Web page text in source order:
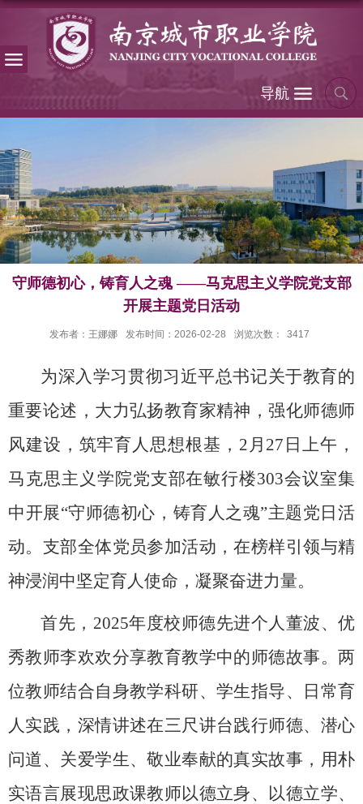
导航
守师德初心，铸育人之魂 ——马克思主义学院党支部
开展主题党日活动
发布者：王娜娜 发布时间：2026-02-28 浏览次数： 3417
为深入学习贯彻习近平总书记关于教育的
重要论述，大力弘扬教育家精神，强化师德师
风建设，筑牢育人思想根基， 2月27日上午 ，
马克思主义学院党支部在敏行楼303会议室集
中开展“守师德初心，铸育人之魂”主题党日活
动。 支部全体党员参加活动，在榜样引领与精
神浸润中坚定育人使命，凝聚奋进力量。
首先 ， 2025年度校师德先进个人董波、优
秀教师李欢欢分享教育教学中的师德故事。两
位教师结合自身教学科研、学生指导、日常育
人实践，深情讲述在三尺讲台践行师德、潜心
问道、关爱学生、敬业奉献的真实故事，用朴
实语言展现思政课教师以德立身、以德立学、